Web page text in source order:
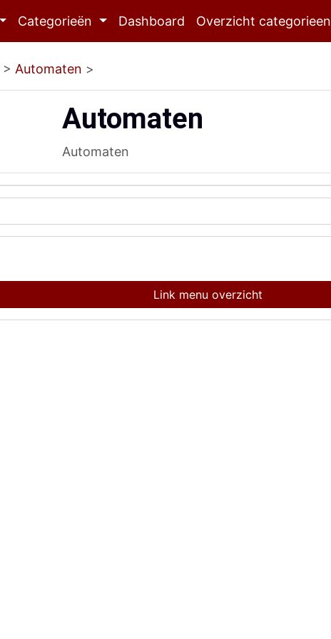
Categorieën Dashboard Overzicht categorieen
> Automaten >
Automaten
Automaten
Link menu overzicht